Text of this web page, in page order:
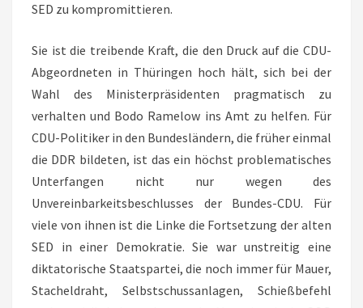
SED zu kompromittieren.
Sie ist die treibende Kraft, die den Druck auf die CDU-
Abgeordneten in Thüringen hoch hält, sich bei der
Wahl des Ministerpräsidenten pragmatisch zu
verhalten und Bodo Ramelow ins Amt zu helfen. Für
CDU-Politiker in den Bundesländern, die früher einmal
die DDR bildeten, ist das ein höchst problematisches
Unterfangen nicht nur wegen des
Unvereinbarkeitsbeschlusses der Bundes-CDU. Für
viele von ihnen ist die Linke die Fortsetzung der alten
SED in einer Demokratie. Sie war unstreitig eine
diktatorische Staatspartei, die noch immer für Mauer,
Stacheldraht, Selbstschussanlagen, Schießbefehl